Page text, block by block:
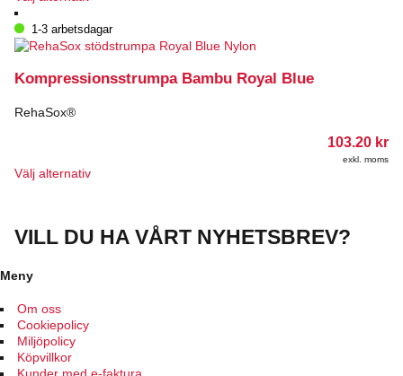
produkten
har
varianter.
på
1-3 arbetsdagar
Kompressionsstrumpa Bambu Royal Blue
RehaSox®
103.20 kr
exkl. moms
Välj alternativDen
flera
produktsidan
VILL DU HA VÅRT NYHETSBREV?
Meny
Om oss
Cookiepolicy
Miljöpolicy
Köpvillkor